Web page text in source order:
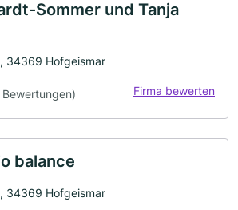
Sommer und Tanja
34369 Hofgeismar
Bewertungen) Firma bewerten
balance
34369 Hofgeismar